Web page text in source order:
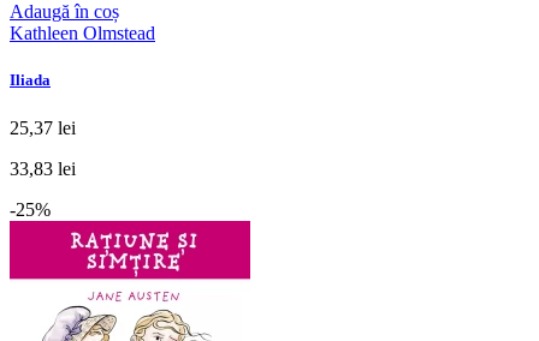
Adaugă în coș
Kathleen Olmstead
Iliada
25,37 lei
33,83 lei
-25%